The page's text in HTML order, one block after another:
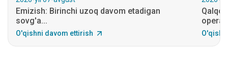
Emizish: Birinchi uzoq davom etadigan
sovg'a...
O'qishni davom ettirish